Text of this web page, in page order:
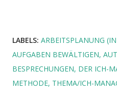
LABELS: ARBEITSPLANUNG
AUFGABEN BEWÄLTIGEN
BESPRECHUNGEN DER ICH-
METHODE THEMA/ICH-